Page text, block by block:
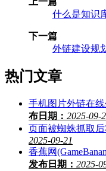
什么是知识
下一篇
外链建设规
热门文章
手机图片外链在
布日期： 2025-09-
页面被蜘蛛抓取
2025-09-21
香蕉网
发布日期： 2025-